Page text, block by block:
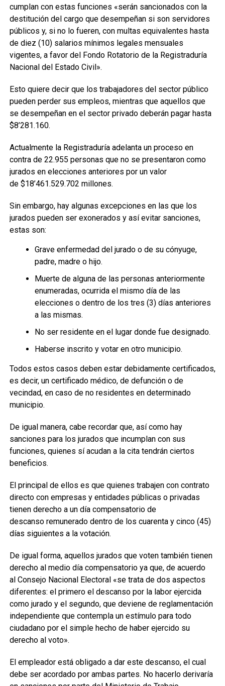
cumplan con estas funciones «serán sancionados con la
destitución del cargo que desempeñan si son servidores
públicos y, si no lo fueren, con multas equivalentes hasta
de diez (10) salarios mínimos legales mensuales
vigentes, a favor del Fondo Rotatorio de la Registraduría
Nacional del Estado Civil».
Esto quiere decir que los trabajadores del sector público
pueden perder sus empleos, mientras que aquellos que
se desempeñan en el sector privado deberán pagar hasta
$8’281.160.
Actualmente la Registraduría adelanta un proceso en
contra de 22.955 personas que no se presentaron como
jurados en elecciones anteriores por un valor
de $18’461.529.702 millones.
Sin embargo, hay algunas excepciones en las que los
jurados pueden ser exonerados y así evitar sanciones,
estas son:
Grave enfermedad del jurado o de su cónyuge,
padre, madre o hijo.
Muerte de alguna de las personas anteriormente
enumeradas, ocurrida el mismo día de las
elecciones o dentro de los tres (3) días anteriores
a las mismas.
No ser residente en el lugar donde fue designado.
Haberse inscrito y votar en otro municipio.
Todos estos casos deben estar debidamente certificados,
es decir, un certificado médico, de defunción o de
vecindad, en caso de no residentes en determinado
municipio.
De igual manera, cabe recordar que, así como hay
sanciones para los jurados que incumplan con sus
funciones, quienes sí acudan a la cita tendrán ciertos
beneficios.
El principal de ellos es que quienes trabajen con contrato
directo con empresas y entidades públicas o privadas
tienen derecho a un día compensatorio de
descanso remunerado dentro de los cuarenta y cinco (45)
días siguientes a la votación.
De igual forma, aquellos jurados que voten también tienen
derecho al medio día compensatorio ya que, de acuerdo
al Consejo Nacional Electoral «se trata de dos aspectos
diferentes: el primero el descanso por la labor ejercida
como jurado y el segundo, que deviene de reglamentación
independiente que contempla un estímulo para todo
ciudadano por el simple hecho de haber ejercido su
derecho al voto».
El empleador está obligado a dar este descanso, el cual
debe ser acordado por ambas partes. No hacerlo derivaría